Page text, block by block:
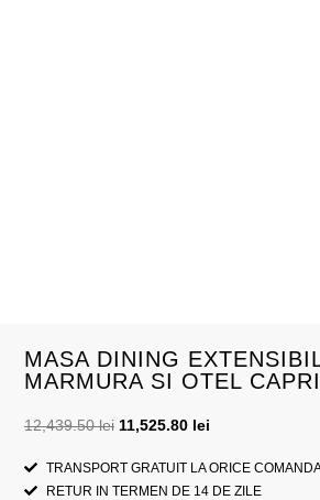
MASA DINING
MARMURA SI OTEL CAPRI
12,439.50lei 11,525.80 lei
TRANSPORT GRATUIT LA ORICE
RETUR IN TERMEN DE 14 DE ZILE